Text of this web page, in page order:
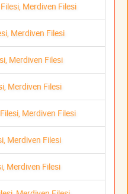
Merdiven Filesi
Merdiven Filesi
Merdiven Filesi
Merdiven Filesi
Merdiven Filesi
Merdiven Filesi
Merdiven Filesi